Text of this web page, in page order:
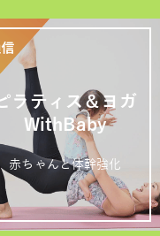
ラティス＆ヨガ
WithBaby
赤ちゃんと体幹強化